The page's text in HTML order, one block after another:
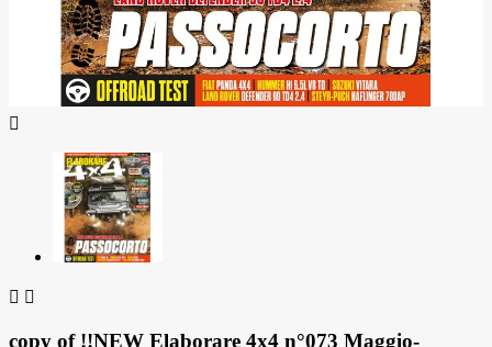

 
copy of !!NEW Elaborare 4x4 n°073 Maggio-